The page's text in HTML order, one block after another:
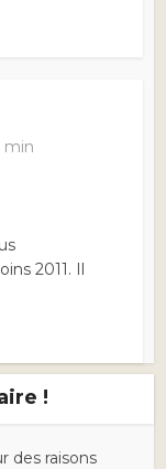
min
2011. Il
!
des raisons